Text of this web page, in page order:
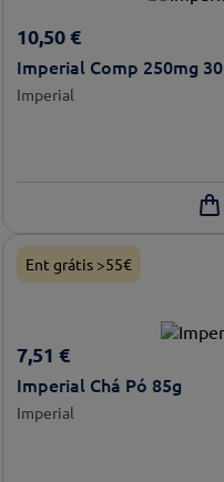
10,50 €
Imperial Comp 250mg 30
Imperial
Ent grátis >55€
7,51 €
Imperial Chá Pó 85g
Imperial